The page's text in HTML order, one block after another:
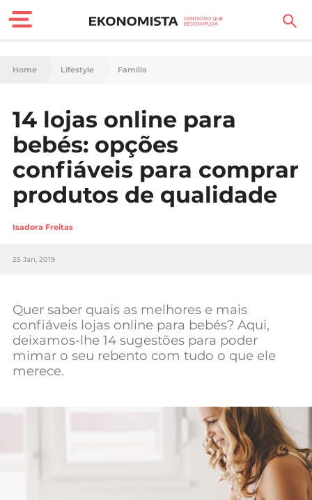
Finanças Pessoais
Carreira
Casa
Lifestyle
Sociedade
Tecnologia
Negócios
Mundial 2026
Home Lifestyle Família
14 lojas online para
bebés: opções
confiáveis para comprar
produtos de qualidade
Isadora Freitas
25 Jan, 2019
Quer saber quais as melhores e mais
confiáveis lojas online para bebés? Aqui,
deixamos-lhe 14 sugestões para poder
mimar o seu rebento com tudo o que ele
merece.